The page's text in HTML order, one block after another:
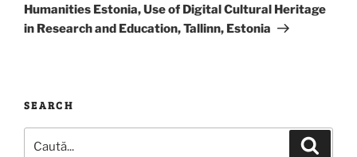
Humanities Estonia, Use of Digital Cultural Heritage
in Research and Education, Tallinn, Estonia
SEARCH